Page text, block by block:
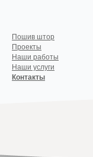
Пошив штор
Проекты
Наши работы
Наши услуги
Контакты